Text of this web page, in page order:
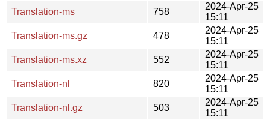
Translation-ms
758
2024-Apr-25
15:11
Translation-ms.gz
478
2024-Apr-25
15:11
Translation-ms.xz
552
2024-Apr-25
15:11
Translation-nl
820
2024-Apr-25
15:11
Translation-nl.gz
503
2024-Apr-25
15:11